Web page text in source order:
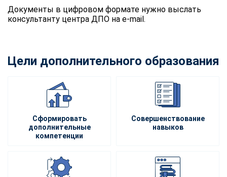
Документы в цифровом формате нужно выслать
консультанту центра ДПО на e-mail.
Цели дополнительного образования
Сформировать
дополнительные
компетенции
Совершенствование
навыков